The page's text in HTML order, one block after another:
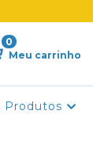
Meu carrinho
0
Produtos